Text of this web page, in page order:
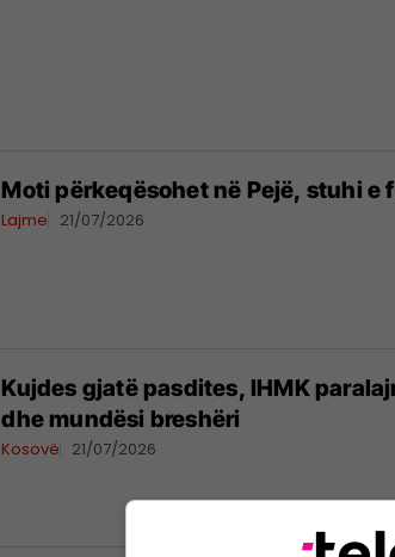
Moti përkeqësohet në Pejë, stuhi e
Lajme 21/07/2026
Kujdes gjatë pasdites, IHMK
dhe mundësi breshëri
Kosovë 21/07/2026